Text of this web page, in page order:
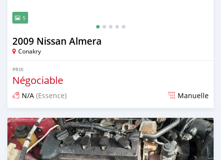
5
2009 Nissan Almera
Conakry
PRIX
Négociable
N/A (Essence) Manuelle
Publié il y a 23 jours